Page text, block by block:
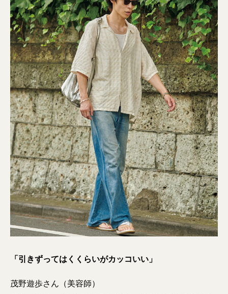
「引きずってはくくらいがカッコいい」
茂野遊歩さん（美容師）